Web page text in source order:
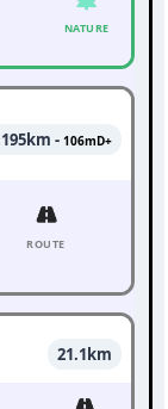
NATURE
- 106mD+
ROUTE
21.1km